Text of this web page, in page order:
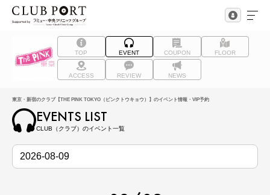
TOP EVENT COUPON FLOOR
ACCESS REVIEW NEWS
東京・新宿のクラブ【THE PINK TOKYO（ピンクトウキョウ）】のイベント情報・VIP予約
EVENTS LIST
CLUB（クラブ）のイベント一覧